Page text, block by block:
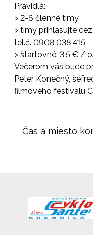
Pravidlá:
> 2-6 členné tímy
> tímy prihlasujte
tel.č. 0908 038 415
> štartovné: 3,5 € /
Večerom vás bude
Peter Konečný,
filmového festivalu
Čas a miesto